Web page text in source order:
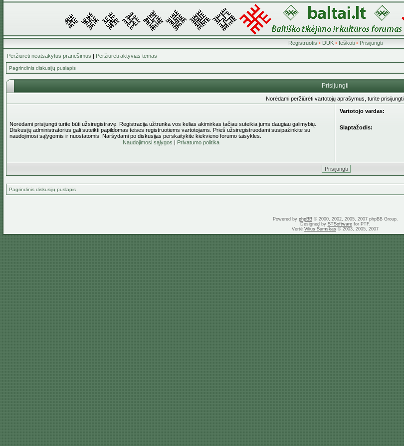
Registruotis • DUK• Ieškoti• Prisijungti
Peržiūrėti neatsakytus pranešimus | Peržiūrėti aktyvias temas
Pagrindinis diskusijų puslapis
Prisijungti
Norėdami peržiūrėti vartotojų aprašymus, turite prisijungti.
Norėdami prisijungti turite būti užsiregistravę. Registracija užtrunka vos kelias akimirkas tačiau suteikia jums daugiau galimybių.
Diskusijų administratorius gali suteikti papildomas teises registruotiems vartotojams. Prieš užsiregistruodami susipažinkite su
naudojimosi sąlygomis ir nuostatomis. Naršydami po diskusijas perskaitykite kiekvieno forumo taisykles.
Naudojimosi sąlygos | Privatumo politika
Vartotojo vardas:
Slaptažodis:
Pagrindinis diskusijų puslapis
Powered by phpBB© 2000, 2002, 2005, 2007 phpBB Group.
Designed by STSoftwarefor PTF.
Vertė Vilius Šumskas © 2003, 2005, 2007